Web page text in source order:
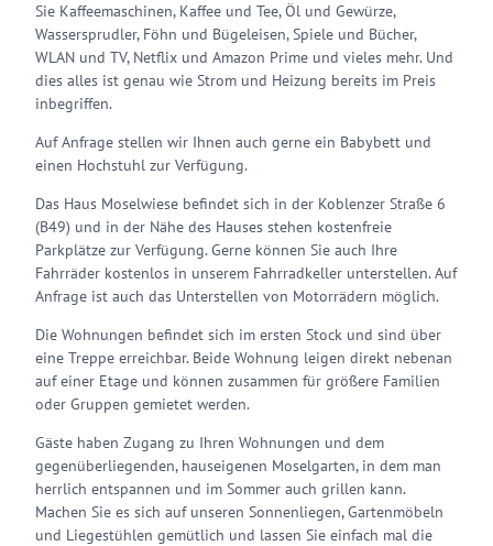
Sie Kaffeemaschinen, Kaffee und Tee, Öl und Gewürze,
Wassersprudler, Föhn und Bügeleisen, Spiele und Bücher,
WLAN und TV, Netflix und Amazon Prime und vieles mehr. Und
dies alles ist genau wie Strom und Heizung bereits im Preis
inbegriffen.
Auf Anfrage stellen wir Ihnen auch gerne ein Babybett und
einen Hochstuhl zur Verfügung.
Das Haus Moselwiese befindet sich in der Koblenzer Straße 6
(B49) und in der Nähe des Hauses stehen kostenfreie
Parkplätze zur Verfügung. Gerne können Sie auch Ihre
Fahrräder kostenlos in unserem Fahrradkeller unterstellen. Auf
Anfrage ist auch das Unterstellen von Motorrädern möglich.
Die Wohnungen befindet sich im ersten Stock und sind über
eine Treppe erreichbar. Beide Wohnung leigen direkt nebenan
auf einer Etage und können zusammen für größere Familien
oder Gruppen gemietet werden.
Gäste haben Zugang zu Ihren Wohnungen und dem
gegenüberliegenden, hauseigenen Moselgarten, in dem man
herrlich entspannen und im Sommer auch grillen kann.
Machen Sie es sich auf unseren Sonnenliegen, Gartenmöbeln
und Liegestühlen gemütlich und lassen Sie einfach mal die